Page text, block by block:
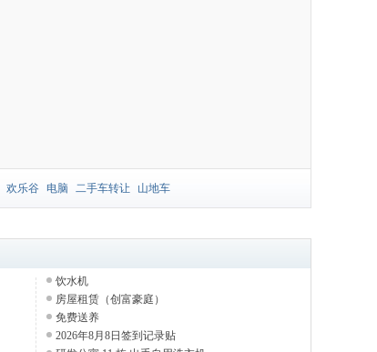
欢乐谷 电脑 二手车转让 山地车
饮水机
房屋租赁（创富豪庭）
免费送养
2026年8月8日签到记录贴